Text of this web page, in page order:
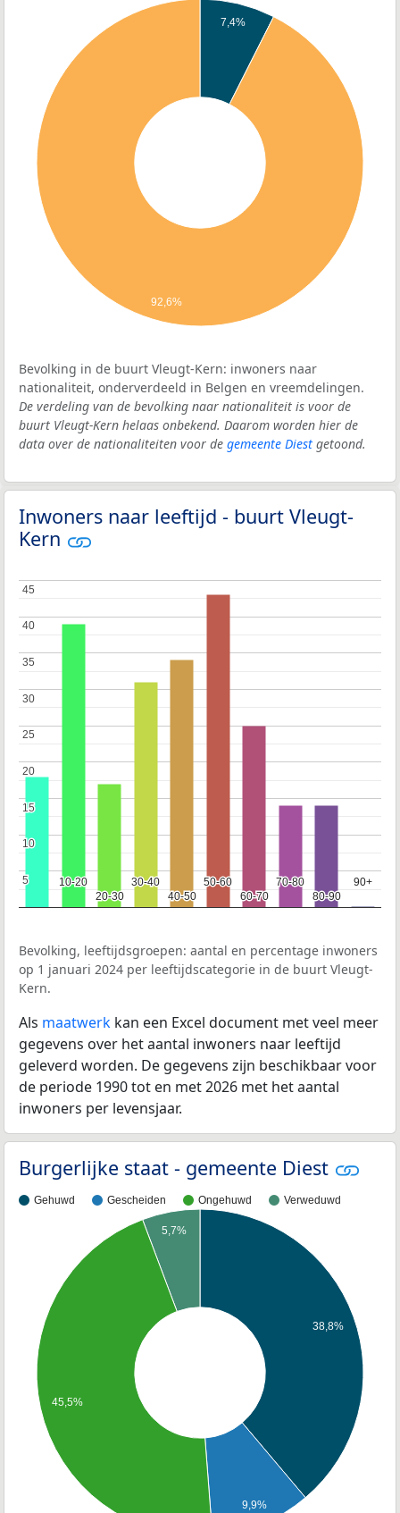
7,4%
92,6%
Bevolking in de buurt Vleugt-Kern: inwoners naar
nationaliteit, onderverdeeld in Belgen en vreemdelingen.
De verdeling van de bevolking naar nationaliteit is voor de
buurt Vleugt-Kern helaas onbekend. Daarom worden hier de
data over de nationaliteiten voor de gemeente Diest getoond.
Inwoners naar leeftijd - buurt Vleugt-
Kern
10-20
10-20
20-30
20-30
30-40
30-40
40-50
40-50
50-60
50-60
60-70
60-70
70-80
70-80
80-90
80-90
90+
90+
5
5
10
10
15
15
20
20
25
25
30
30
35
35
40
40
45
45
Bevolking, leeftijdsgroepen: aantal en percentage inwoners
op 1 januari 2024 per leeftijdscategorie in de buurt Vleugt-
Kern.
Als maatwerk kan een Excel document met veel meer
gegevens over het aantal inwoners naar leeftijd
geleverd worden. De gegevens zijn beschikbaar voor
de periode 1990 tot en met 2026 met het aantal
inwoners per levensjaar.
Burgerlijke staat - gemeente Diest
Gehuwd Gescheiden Ongehuwd Verweduwd
38,8%
9,9%
5,7%
45,5%